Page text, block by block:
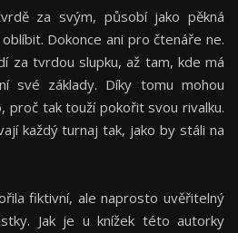
za svým, působí jako pěkná
Dokonce ani pro čtenáře ne.
za tvrdou slupku, až tam, kde má
své základy. Díky tomu mohou
proč tak touží pokořit svou rivalku.
každý turnaj tak, jako by stáli na
fiktivní, ale naprosto uvěřitelný
Jak je u knížek této autorky